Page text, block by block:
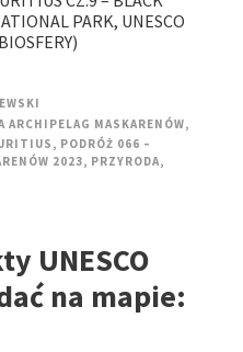
PARK, UNESCO
ARCHIPELAG MASKARENÓW,
, PODRÓŻ 066 –
2023, PRZYRODA,
UNESCO
na mapie: